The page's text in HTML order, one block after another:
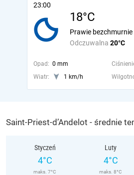
23:00
18°C
Odczuwalna 20°C
Prawie bezchmurnie
Opad: 0 mm
Wiatr:
1 km/h
Saint-Priest-d’Andelot - średnie
Styczeń
4°C
maks. 7°C
Luty
4°C
maks. 8°C